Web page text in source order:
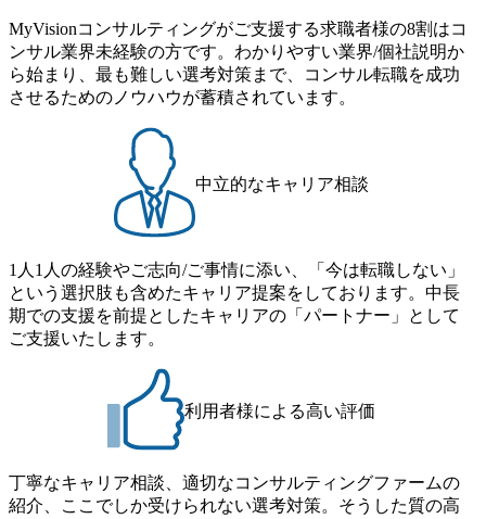
で、ミスマッチが一気に減ったと思います。 転職前は年収
400万円、転職後は年収500万円になりました。 スモールチ
ームでクライアントの経営にコミットできるブティック系
コンサルティングファームへの転職が決まりました。 一人
一人が専門性を持ってクライアントに価値貢献している姿
にすごく憧れがあるので、私もクライアントに信頼される
コンサルタントを目指したいです。 積極的に自己研鑽する
ことをファームからも期待されているので、年齢や若さを
言い訳にせずに優秀なコンサルタントになりたいと思って
MyVisionコンサルティングがご支援する求職者様の8割はコ
ンサル業界未経験の方です。わかりやすい業界/個社説明か
ら始まり、最も難しい選考対策まで、コンサル転職を成功
させるためのノウハウが蓄積されています。
中立的なキャリア相談
1人1人の経験やご志向/ご事情に添い、「今は転職しない」
という選択肢も含めたキャリア提案をしております。中長
期での支援を前提としたキャリアの「パートナー」として
ご支援いたします。
利用者様による高い評価
丁寧なキャリア相談、適切なコンサルティングファームの
紹介、ここでしか受けられない選考対策。そうした質の高